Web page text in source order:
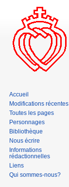
Accueil
Modifications récentes
Toutes les pages
Personnages
Bibliothèque
Nous écrire
Informations
rédactionnelles
Liens
Qui sommes-nous?